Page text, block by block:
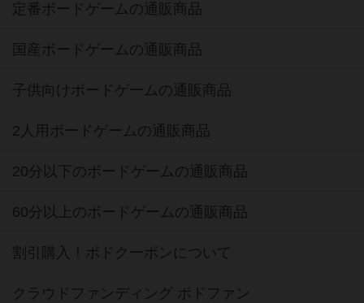
定番ボードゲームの通販商品
国産ボードゲームの通販商品
子供向けボードゲームの通販商品
2人用ボードゲームの通販商品
20分以下のボードゲームの通販商品
60分以上のボードゲームの通販商品
割引購入！ボドクーポンについて
クラウドファンディング ボドファン